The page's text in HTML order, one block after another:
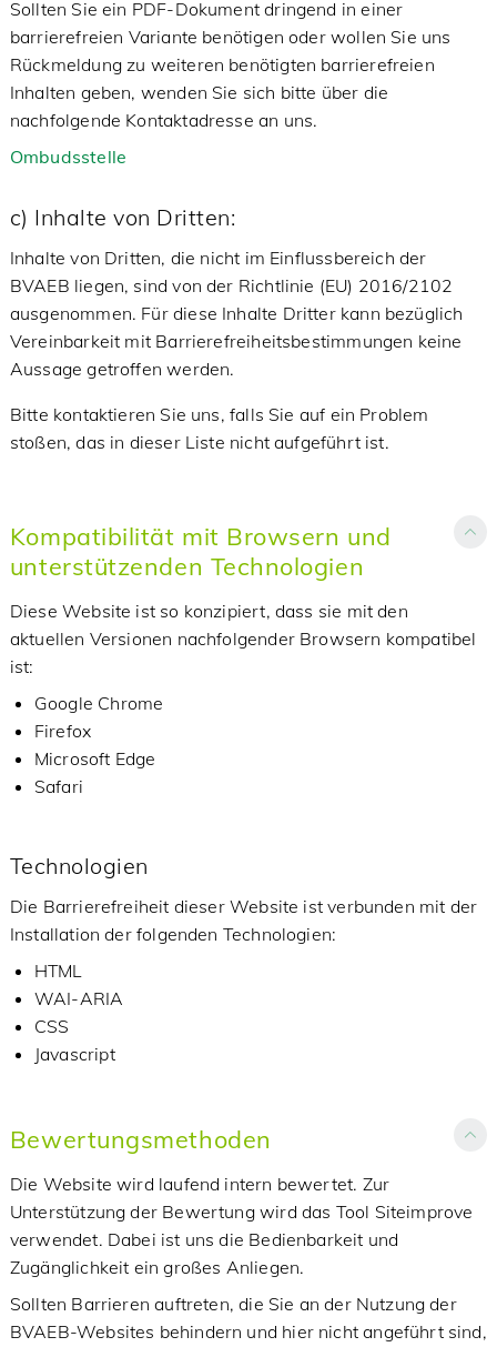
Sollten Sie ein PDF-Dokument dringend in einer
barrierefreien Variante benötigen oder wollen Sie uns
Rückmeldung zu weiteren benötigten barrierefreien
Inhalten geben, wenden Sie sich bitte über die
nachfolgende Kontaktadresse an uns.
Ombudsstelle
c) Inhalte von Dritten:
Inhalte von Dritten, die nicht im Einflussbereich der
BVAEB liegen, sind von der Richtlinie (EU) 2016/2102
ausgenommen. Für diese Inhalte Dritter kann bezüglich
Vereinbarkeit mit Barrierefreiheitsbestimmungen keine
Aussage getroffen werden.
Bitte kontaktieren Sie uns, falls Sie auf ein Problem
stoßen, das in dieser Liste nicht aufgeführt ist.
Kompatibilität mit Browsern und
unterstützenden Technologien
Diese Website ist so konzipiert, dass sie mit den
aktuellen Versionen nachfolgender Browsern kompatibel
ist:
Google Chrome
Firefox
Microsoft Edge
Safari
Technologien
Die Barrierefreiheit dieser Website ist verbunden mit der
Installation der folgenden Technologien:
HTML
WAI-ARIA
CSS
Javascript
Bewertungsmethoden
Die Website wird laufend intern bewertet. Zur
Unterstützung der Bewertung wird das Tool Siteimprove
verwendet. Dabei ist uns die Bedienbarkeit und
Zugänglichkeit ein großes Anliegen.
Sollten Barrieren auftreten, die Sie an der Nutzung der
BVAEB-Websites behindern und hier nicht angeführt sind,